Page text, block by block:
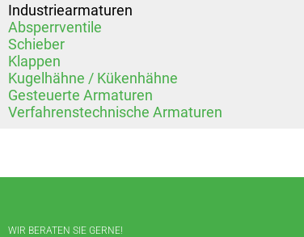
Industriearmaturen
Absperrventile
Schieber
Klappen
Kugelhähne / Kükenhähne
Gesteuerte Armaturen
Verfahrenstechnische Armaturen
WIR BERATEN SIE GERNE!